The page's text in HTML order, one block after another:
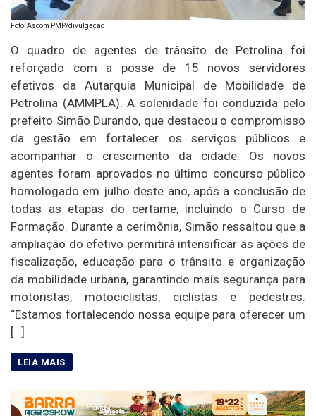
Foto: Ascom PMP/divulgação
O quadro de agentes de trânsito de Petrolina foi
reforçado com a posse de 15 novos servidores
efetivos da Autarquia Municipal de Mobilidade de
Petrolina (AMMPLA). A solenidade foi conduzida pelo
prefeito Simão Durando, que destacou o compromisso
da gestão em fortalecer os serviços públicos e
acompanhar o crescimento da cidade. Os novos
agentes foram aprovados no último concurso público
homologado em julho deste ano, após a conclusão de
todas as etapas do certame, incluindo o Curso de
Formação. Durante a cerimônia, Simão ressaltou que a
ampliação do efetivo permitirá intensificar as ações de
fiscalização, educação para o trânsito e organização
da mobilidade urbana, garantindo mais segurança para
motoristas, motociclistas, ciclistas e pedestres.
“Estamos fortalecendo nossa equipe para oferecer um
[…]